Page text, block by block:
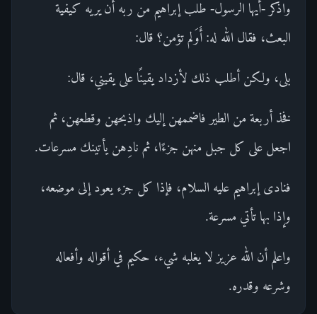
واذكر -أيها الرسول- طلب إبراهيم من ربه أن يريه كيفية
البعث، فقال الله له: أَوَلم تؤمن؟ قال:
بلى، ولكن أطلب ذلك لأزداد يقينًا على يقيني، قال:
فخذ أربعة من الطير فاضممهن إليك واذبحهن وقطعهن، ثم
اجعل على كل جبل منهن جزءًا، ثم نادِهن يأتينك مسرعات.
فنادى إبراهيم عليه السلام، فإذا كل جزء يعود إلى موضعه،
وإذا بها تأتي مسرعة.
واعلم أن الله عزيز لا يغلبه شيء، حكيم في أقواله وأفعاله
وشرعه وقدره.